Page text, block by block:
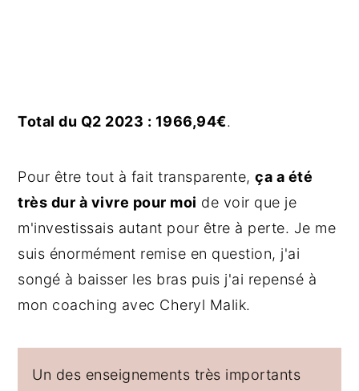
Total du Q2 2023 : 1966,94€.
Pour être tout à fait transparente,ça a été
très dur à vivre pour moi de voir que je
m'investissais autant pour être à perte. Je me
suis énormément remise en question, j'ai
songé à baisser les bras puis j'ai repensé à
mon coaching avec Cheryl Malik.
Un des enseignements très importants